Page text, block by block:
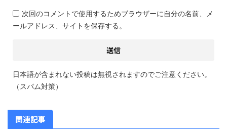
次回のコメントで使用するためブラウザーに自分の名前、メ
ールアドレス、サイトを保存する。
日本語が含まれない投稿は無視されますのでご注意ください。
（スパム対策）
関連記事